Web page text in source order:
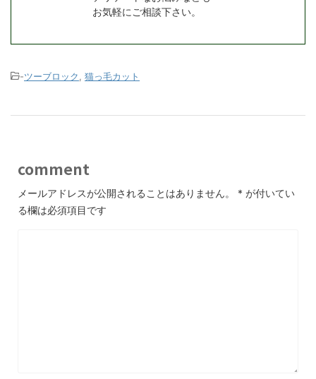
お気軽にご相談下さい。
-ツーブロック, 猫っ毛カット
comment
メールアドレスが公開されることはありません。 * が付いてい
る欄は必須項目です